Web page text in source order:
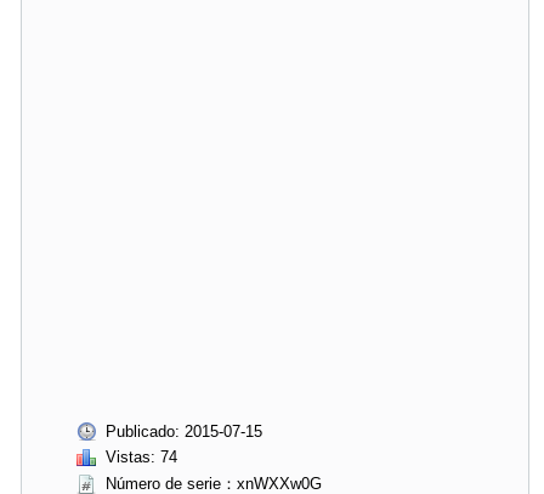
Publicado: 2015-07-15
Vistas: 74
Número de serie：xnWXXw0G